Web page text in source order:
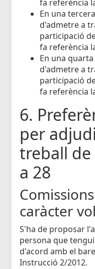
fa referència
En una
d'admetre a
participació
fa referència
En una
d'admetre a
participació
fa referència
6.
per
treball
a 28
caràcter
S'ha de proposar
persona que
d'acord amb el
Instrucció 2/2012.